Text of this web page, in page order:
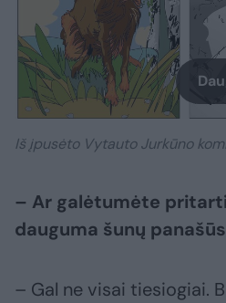
Iš įpusėto Vytauto Jurkūno
– Ar galėtumėte
dauguma šunų
– Gal ne visai tiesiogiai.